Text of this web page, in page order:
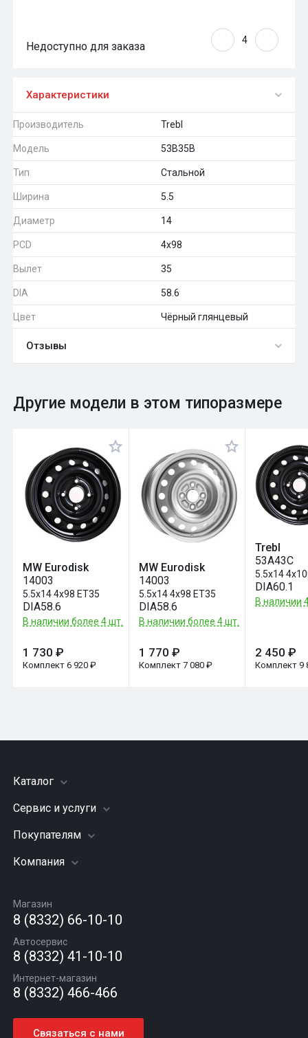
Недоступно для заказа
Характеристики
Производитель Trebl
Модель 53B35В
Тип Стальной
Ширина 5.5
Диаметр 14
PCD 4x98
Вылет 35
DIA 58.6
Цвет Чёрный глянцевый
Отзывы
Оставить отзыв
Общий рейтинг 0
Другие модели в этом типоразмере
MW Eurodisk
14003
5.5x14 4x98 ET35
DIA58.6
В наличии более 4 шт.
1 730 ₽
Комплект 6 920 ₽
MW Eurodisk
14003
5.5x14 4x98 ET35
DIA58.6
В наличии более 4 шт.
1 770 ₽
Комплект 7 080 ₽
Trebl
53A43C
5.5x14
DIA60.1
В наличии
2 450 ₽
Комплект 9
Каталог
Шины
Грузовые шины
Диски
Автомасла
Сервис и услуги
Заправка кондиционера
Подвеска (ходовая часть)
Шиномонтаж
Покупателям
Акции
Гарантии и возврат
Компания
Вакансии
Новости
Статьи
Контакты
Магазин
8 (8332) 66-10-10
Автосервис
8 (8332) 41-10-10
Интернет-магазин
8 (8332) 466-466
Связаться с нами